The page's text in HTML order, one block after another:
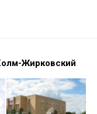
Жирковский